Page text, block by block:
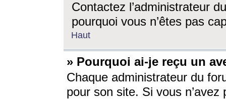
Contactez l’administrateur
pourquoi vous n’êtes pas
Haut
» Pourquoi ai-je reçu un
Chaque administrateur du
pour son site. Si vous